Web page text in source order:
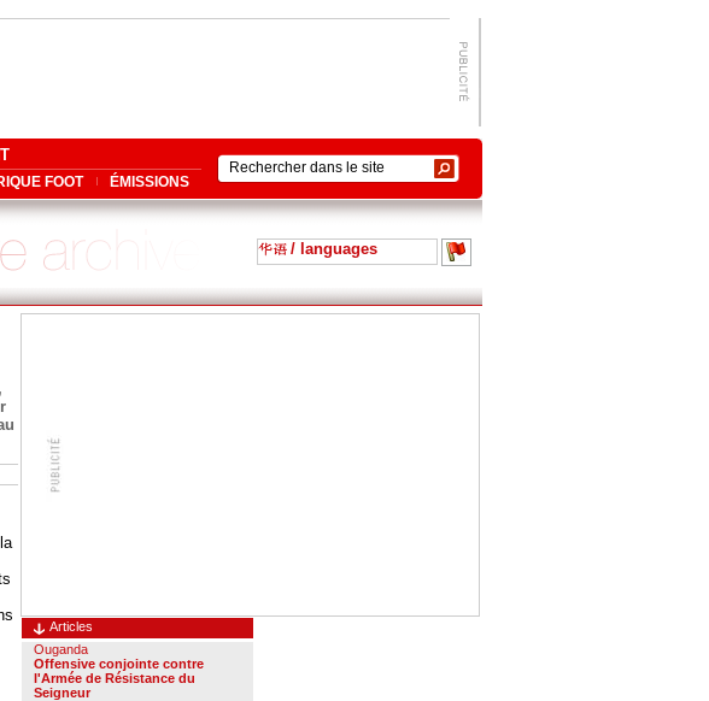
FOOT ÉMISSIONS
/ languages
Articles
Ouganda
Offensive conjointe contre
l'Armée de Résistance du
Seigneur